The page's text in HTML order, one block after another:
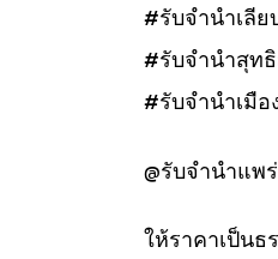
#รับจำนำเลี
#รับจำนำสุท
#รับจำนำเมื
@รับจํานําแพ
ให้ราคาเป็น